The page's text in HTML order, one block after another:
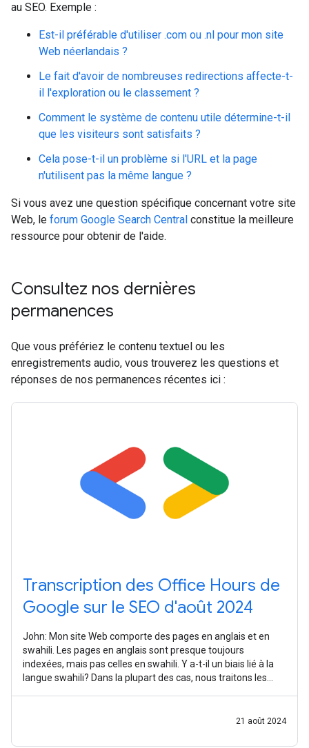
au SEO. Exemple :
Est-il préférable d'utiliser .com ou .nl pour mon site
Web néerlandais ?
Le fait d'avoir de nombreuses redirections affecte-t-
il l'exploration ou le classement ?
Comment le système de contenu utile détermine-t-il
que les visiteurs sont satisfaits ?
Cela pose-t-il un problème si l'URL et la page
n'utilisent pas la même langue ?
Si vous avez une question spécifique concernant votre site
Web, le forum Google Search Central constitue la meilleure
ressource pour obtenir de l'aide.
Consultez nos dernières
permanences
Que vous préfériez le contenu textuel ou les
enregistrements audio, vous trouverez les questions et
réponses de nos permanences récentes ici :
Transcription des Office Hours de
Google sur le SEO d'août 2024
John: Mon site Web comporte des pages en anglais et en
swahili. Les pages en anglais sont presque toujours
indexées, mais pas celles en swahili. Y a-t-il un biais lié à la
langue swahili? Dans la plupart des cas, nous traitons les
21 août 2024